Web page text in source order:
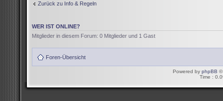
Zurück zu Info & Regeln
WER IST ONLINE?
Mitglieder in diesem Forum: 0 Mitglieder und 1 Gast
Foren-Übersicht
Powered by phpBB ©
Time :